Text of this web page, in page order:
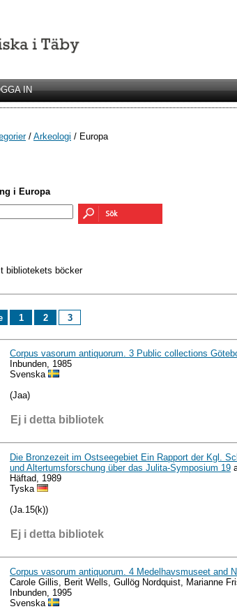
IN
/ Arkeologi / Europa
i Europa
bibliotekets böcker
1 2 3
Corpus vasorum antiquorum. 3 Public collections
Inbunden, 1985
Svenska
(Jaa)
Ej i detta bibliotek
Die Bronzezeit im Ostseegebiet Ein Rapport der Kgl.
und Altertumsforschung über das Julita-Symposium 19
Häftad, 1989
Tyska
(Ja.15(k))
Ej i detta bibliotek
Corpus vasorum antiquorum. 4 Medelhavsmuseet and
Carole Gillis, Berit Wells, Gullög Nordquist, Marianne
Inbunden, 1995
Svenska